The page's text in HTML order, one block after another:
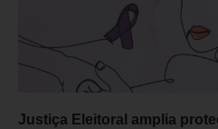
Justiça Eleitoral amplia